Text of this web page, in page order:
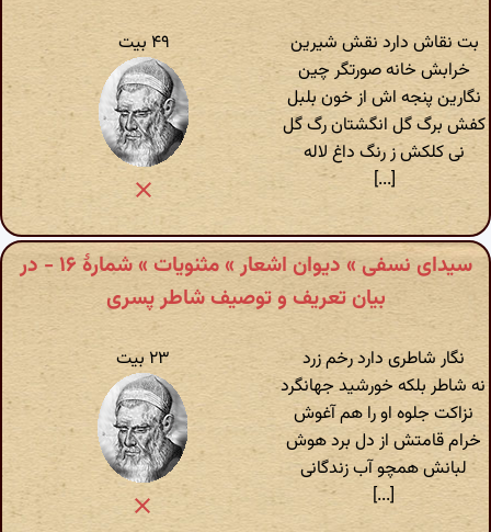
بت نقاش دارد نقش شیرین
خرابش خانه صورتگر چین
نگارین پنجه اش از خون بلبل
کفش برگ گل انگشتان رگ گل
نی کلکش ز رنگ داغ لاله
[...]
۴۹ بیت
سیدای نسفی » دیوان اشعار » مثنویات » شمارهٔ ۱۶ - در
بیان تعریف و توصیف شاطر پسری
نگار شاطری دارد رخم زرد
نه شاطر بلکه خورشید جهانگرد
نزاکت جلوه او را هم آغوش
خرام قامتش از دل برد هوش
لبانش همچو آب زندگانی
[...]
۲۳ بیت